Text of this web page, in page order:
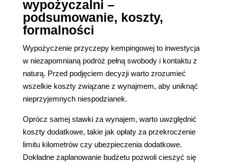
wypożyczalni –
podsumowanie, koszty,
formalności
Wypożyczenie przyczepy kempingowej to inwestycja
w niezapomnianą podróż pełną swobody i kontaktu z
naturą. Przed podjęciem decyzji warto zrozumieć
wszelkie koszty związane z wynajmem, aby uniknąć
nieprzyjemnych niespodzianek.
Oprócz samej stawki za wynajem, warto uwzględnić
koszty dodatkowe, takie jak opłaty za przekroczenie
limitu kilometrów czy ubezpieczenia dodatkowe.
Dokładne zaplanowanie budżetu pozwoli cieszyć się